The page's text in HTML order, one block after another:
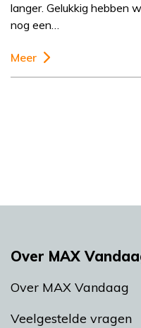
langer. Gelukkig hebben
nog een…
Meer
Over MAX
Over MAX Vandaag
Veelgestelde vragen